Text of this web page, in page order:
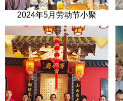
2024年5月劳动节小聚